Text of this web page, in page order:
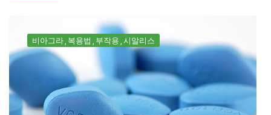
비아그라 복용법 부작용 시알리스